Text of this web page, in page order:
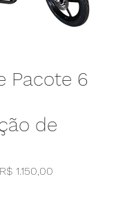
Pacote 6
de
R$ 1.150,00